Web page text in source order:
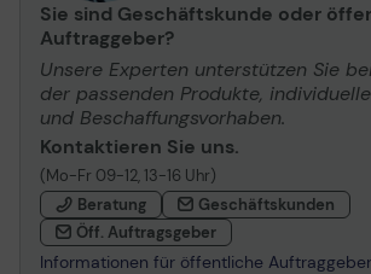
Sie sind Geschäftskunde oder
Auftraggeber?
Unsere Experten unterstützen Sie
der passenden Produkte,
und Beschaffungsvorhaben.
Kontaktieren Sie uns.
(Mo-Fr 09-12, 13-16 Uhr)
Beratung
Geschäftskunden
Öff. Auftragsgeber
Informationen für öffentliche Auftraggeber